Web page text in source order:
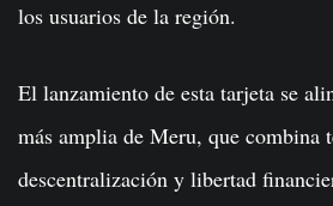
los usuarios de la región.
El lanzamiento de esta tarjeta se
más amplia de Meru, que combina
descentralización y libertad